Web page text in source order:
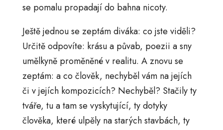
se pomalu propadají do bahna nicoty.
Ještě jednou se zeptám diváka: co jste viděli?
Určitě odpovíte: krásu a půvab, poezii a sny
umělkyně proměněné v realitu. A znovu se
zeptám: a co člověk, nechyběl vám na jejích
či v jejích kompozicích? Nechyběl? Stačily ty
tváře, tu a tam se vyskytující, ty dotyky
člověka, které ulpěly na starých stavbách, ty